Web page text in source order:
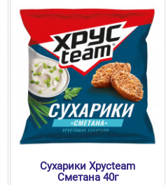
Сухарики Хрусteam
Сметана 40г